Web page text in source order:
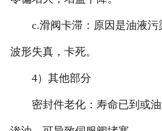
c.滑阀卡滞：原因是油液污
波形失真，卡死。
4）其他部分
密封件老化：寿命已到或油